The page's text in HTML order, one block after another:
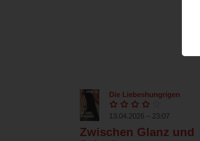
Die Liebeshungrigen
13.04.2026 – 23:07
Zwischen Glanz und